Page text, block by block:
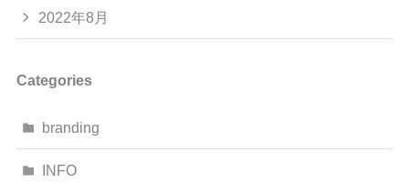
2022年8月
Categories
branding
INFO